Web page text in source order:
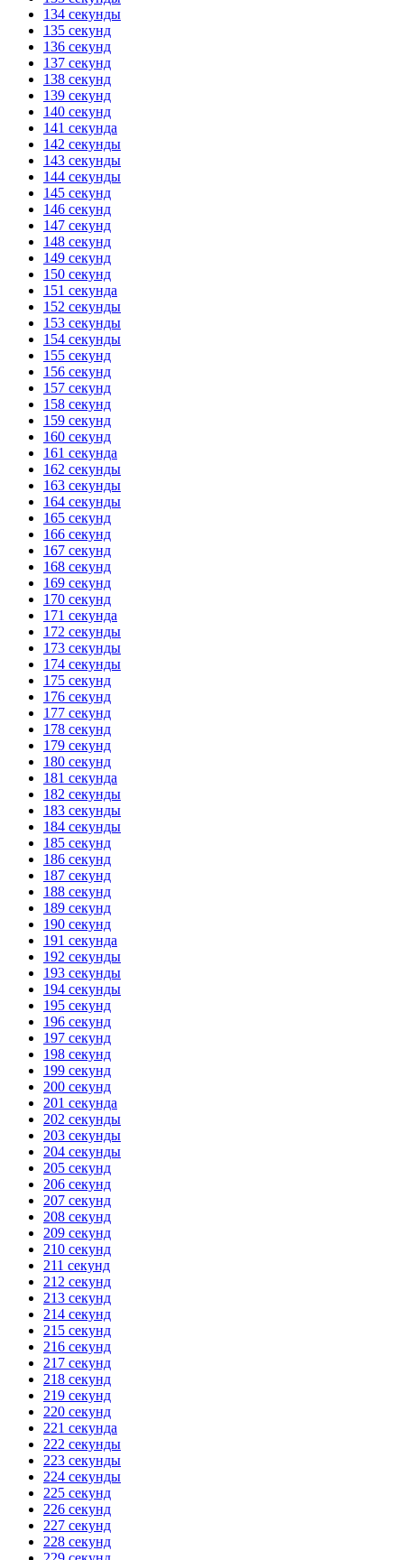
134 секунды
135 секунд
136 секунд
137 секунд
138 секунд
139 секунд
140 секунд
141 секунда
142 секунды
143 секунды
144 секунды
145 секунд
146 секунд
147 секунд
148 секунд
149 секунд
150 секунд
151 секунда
152 секунды
153 секунды
154 секунды
155 секунд
156 секунд
157 секунд
158 секунд
159 секунд
160 секунд
161 секунда
162 секунды
163 секунды
164 секунды
165 секунд
166 секунд
167 секунд
168 секунд
169 секунд
170 секунд
171 секунда
172 секунды
173 секунды
174 секунды
175 секунд
176 секунд
177 секунд
178 секунд
179 секунд
180 секунд
181 секунда
182 секунды
183 секунды
184 секунды
185 секунд
186 секунд
187 секунд
188 секунд
189 секунд
190 секунд
191 секунда
192 секунды
193 секунды
194 секунды
195 секунд
196 секунд
197 секунд
198 секунд
199 секунд
200 секунд
201 секунда
202 секунды
203 секунды
204 секунды
205 секунд
206 секунд
207 секунд
208 секунд
209 секунд
210 секунд
211 секунд
212 секунд
213 секунд
214 секунд
215 секунд
216 секунд
217 секунд
218 секунд
219 секунд
220 секунд
221 секунда
222 секунды
223 секунды
224 секунды
225 секунд
226 секунд
227 секунд
228 секунд